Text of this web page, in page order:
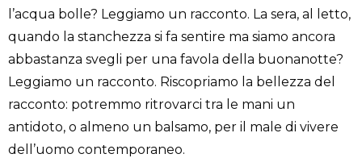
l’acqua bolle? Leggiamo un racconto. La sera, al letto,
quando la stanchezza si fa sentire ma siamo ancora
abbastanza svegli per una favola della buonanotte?
Leggiamo un racconto. Riscopriamo la bellezza del
racconto: potremmo ritrovarci tra le mani un
antidoto, o almeno un balsamo, per il male di vivere
dell’uomo contemporaneo.